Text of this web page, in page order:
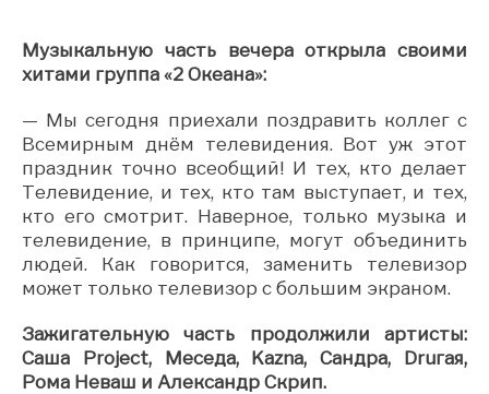
Музыкальную часть вечера открыла своими
хитами группа «2 Океана»:
— Мы сегодня приехали поздравить коллег с
Всемирным днём телевидения. Вот уж этот
праздник точно всеобщий! И тех, кто делает
Телевидение, и тех, кто там выступает, и тех,
кто его смотрит. Наверное, только музыка и
телевидение, в принципе, могут объединить
людей. Как говорится, заменить телевизор
может только телевизор с большим экраном.
Зажигательную часть продолжили артисты:
Саша Project, Меседа, Kazna, Сандра, Druгaя,
Рома Неваш и Александр Скрип.